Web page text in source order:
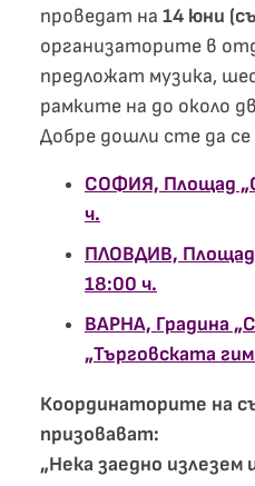
проведат на 14 юни
организаторите в
предложат музика,
рамките на до около
Добре дошли сте да
СОФИЯ, Площад
ч.
ПЛОВДИВ, Площад
18:00 ч.
ВАРНА, Градина
„Търговската
Координаторите на
призовават:
„Нека заедно излезем